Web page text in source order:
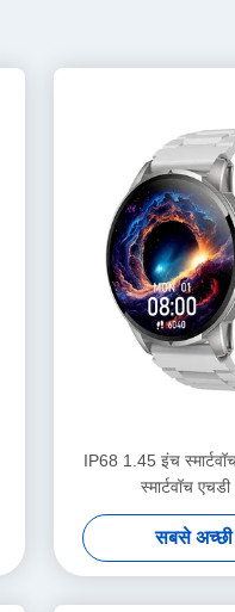
IP68 1.45 इंच
स्मार्टवॉच
सबसे अच्छी